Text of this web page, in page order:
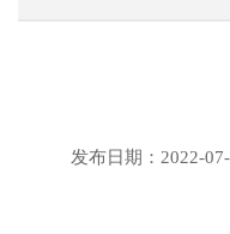
发布日期：2022-